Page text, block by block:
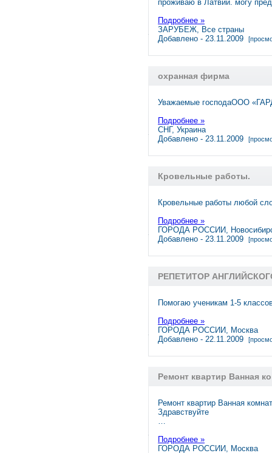
проживаю в Латвии. могу
Подробнее »
ЗАРУБЕЖ, Все страны
Добавлено - 23.11.2009
охранная фирма
Уважаемые господаООО
Подробнее »
СНГ, Украина
Добавлено - 23.11.2009
Кровельные работы.
Кровельные работы любой
Подробнее »
ГОРОДА РОССИИ,
Добавлено - 23.11.2009
РЕПЕТИТОР
Помогаю ученикам 1-5
Подробнее »
ГОРОДА РОССИИ, Москва
Добавлено - 22.11.2009
Ремонт квартир Ванная
Ремонт квартир Ванная
Здравствуйте
…
Подробнее »
ГОРОДА РОССИИ, Москва